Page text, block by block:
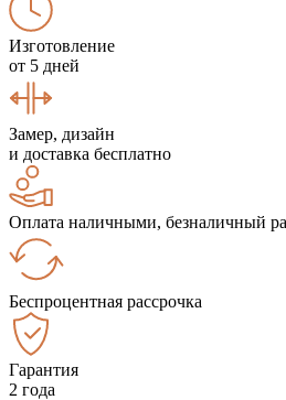
Изготовление
от 5 дней
Замер, дизайн
и доставка бесплатно
Оплата наличными, безналичный
Беспроцентная рассрочка
Гарантия
2 года